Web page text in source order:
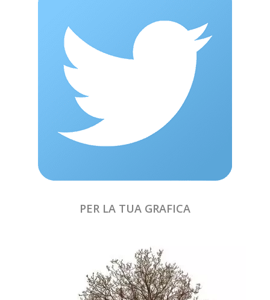
PER LA TUA GRAFICA